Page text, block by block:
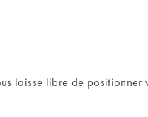
laisse libre de